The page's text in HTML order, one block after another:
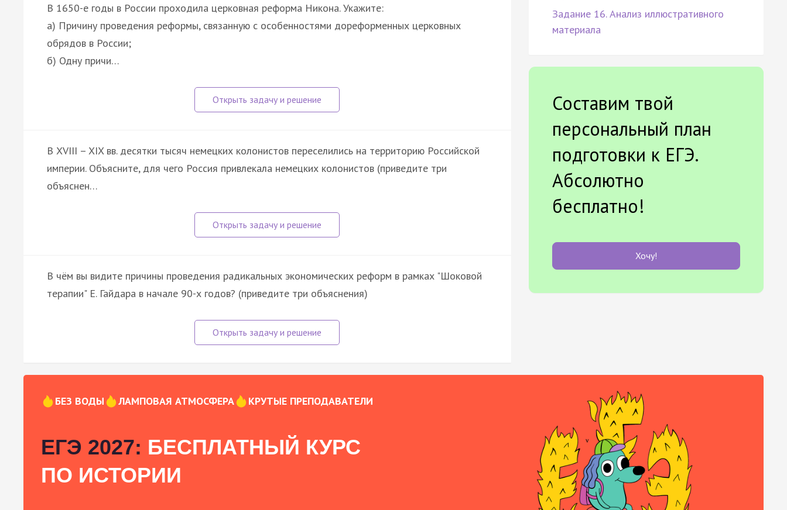
В 1650-е годы в России проходила церковная реформа Никона. Укажите:
а) Причину проведения реформы, связанную с особенностями дореформенных церковных
обрядов в России;
б) Одну причи…
В XVIII – XIX вв. десятки тысяч немецких колонистов переселились на территорию Российской
империи. Объясните, для чего Россия привлекала немецких колонистов (приведите три
объяснен…
В чём вы видите причины проведения радикальных экономических реформ в рамках "Шоковой
терапии" Е. Гайдара в начале 90-х годов? (приведите три объяснения)
Задание 16. Анализ иллюстративного
материала
Составим твой
персональный план
подготовки к ЕГЭ.
Абсолютно
бесплатно!
Хочу!
БЕЗ ВОДЫ ЛАМПОВАЯ АТМОСФЕРА КРУТЫЕ ПРЕПОДАВАТЕЛИ
ЕГЭ 2027: БЕСПЛАТНЫЙ КУРС
ПО ИСТОРИИ